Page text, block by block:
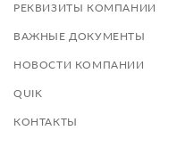
РЕКВИЗИТЫ КОМПАНИИ
ВАЖНЫЕ ДОКУМЕНТЫ
НОВОСТИ КОМПАНИИ
QUIK
КОНТАКТЫ